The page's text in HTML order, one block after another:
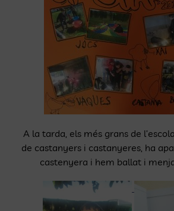
A la tarda, els més grans de
de castanyers i castanyeres, ha
castenyera i hem ballat i